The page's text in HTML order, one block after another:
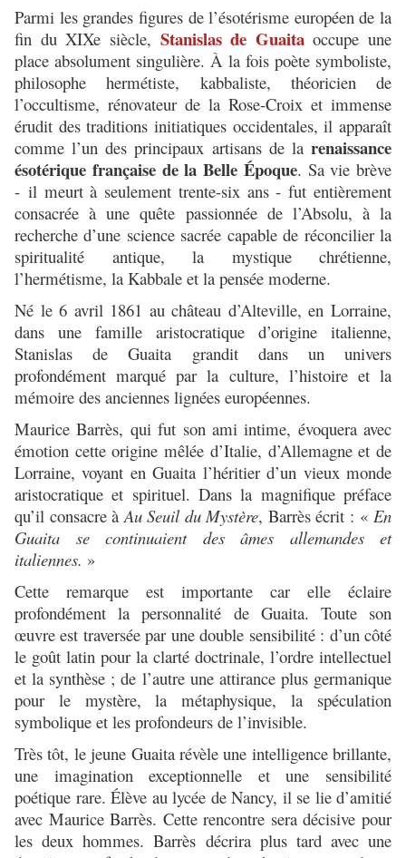
Parmi les grandes figures de l’ésotérisme européen de la
fin du XIXe siècle, Stanislas de Guaitaoccupe une
place absolument singulière. À la fois poète symboliste,
philosophe hermétiste, kabbaliste, théoricien de
l’occultisme, rénovateur de la Rose-Croix et immense
érudit des traditions initiatiques occidentales, il apparaît
comme l’un des principaux artisans de la renaissance
ésotérique française de la Belle Époque. Sa vie brève
- il meurt à seulement trente-six ans - fut entièrement
consacrée à une quête passionnée de l’Absolu, à la
recherche d’une science sacrée capable de réconcilier la
spiritualité antique, la mystique chrétienne,
l’hermétisme, la Kabbale et la pensée moderne.
Né le 6 avril 1861 au château d’Alteville, en Lorraine,
dans une famille aristocratique d’origine italienne,
Stanislas de Guaita grandit dans un univers
profondément marqué par la culture, l’histoire et la
mémoire des anciennes lignées européennes.
Maurice Barrès, qui fut son ami intime, évoquera avec
émotion cette origine mêlée d’Italie, d’Allemagne et de
Lorraine, voyant en Guaita l’héritier d’un vieux monde
aristocratique et spirituel. Dans la magnifique préface
qu’il consacre àAu Seuil du Mystère, Barrès écrit : «En
Guaita se continuaient des âmes allemandes et
italiennes. »
Cette remarque est importante car elle éclaire
profondément la personnalité de Guaita. Toute son
œuvre est traversée par une double sensibilité : d’un côté
le goût latin pour la clarté doctrinale, l’ordre intellectuel
et la synthèse ; de l’autre une attirance plus germanique
pour le mystère, la métaphysique, la spéculation
symbolique et les profondeurs de l’invisible.
Très tôt, le jeune Guaita révèle une intelligence brillante,
une imagination exceptionnelle et une sensibilité
poétique rare. Élève au lycée de Nancy, il se lie d’amitié
avec Maurice Barrès. Cette rencontre sera décisive pour
les deux hommes. Barrès décrira plus tard avec une